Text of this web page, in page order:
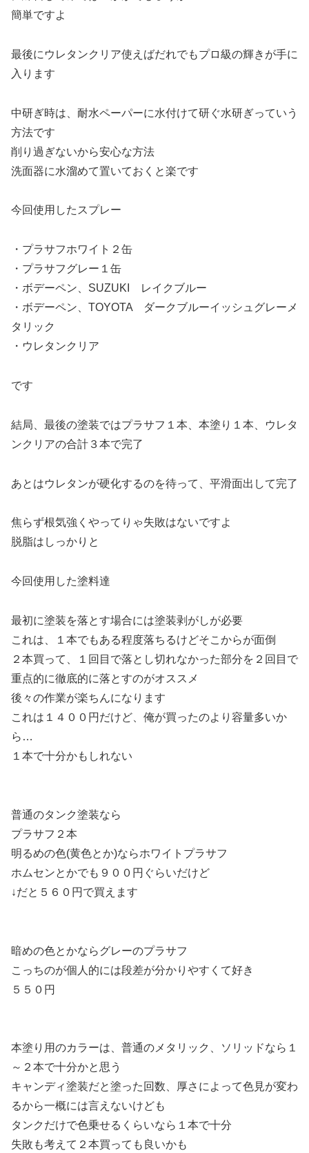
簡単ですよ
最後にウレタンクリア使えばだれでもプロ級の輝きが手に
入ります
中研ぎ時は、耐水ペーパーに水付けて研ぐ水研ぎっていう
方法です
削り過ぎないから安心な方法
洗面器に水溜めて置いておくと楽です
今回使用したスプレー
・プラサフホワイト２缶
・プラサフグレー１缶
・ボデーペン、SUZUKI レイクブルー
・ボデーペン、TOYOTA ダークブルーイッシュグレーメ
タリック
・ウレタンクリア
です
結局、最後の塗装ではプラサフ１本、本塗り１本、ウレタ
ンクリアの合計３本で完了
あとはウレタンが硬化するのを待って、平滑面出して完了
焦らず根気強くやってりゃ失敗はないですよ
脱脂はしっかりと
今回使用した塗料達
最初に塗装を落とす場合には塗装剥がしが必要
これは、１本でもある程度落ちるけどそこからが面倒
２本買って、１回目で落とし切れなかった部分を２回目で
重点的に徹底的に落とすのがオススメ
後々の作業が楽ちんになります
これは１４００円だけど、俺が買ったのより容量多いか
ら…
１本で十分かもしれない
普通のタンク塗装なら
プラサフ２本
明るめの色(黄色とか)ならホワイトプラサフ
ホムセンとかでも９００円ぐらいだけど
↓だと５６０円で買えます
暗めの色とかならグレーのプラサフ
こっちのが個人的には段差が分かりやすくて好き
５５０円
本塗り用のカラーは、普通のメタリック、ソリッドなら１
～２本で十分かと思う
キャンディ塗装だと塗った回数、厚さによって色見が変わ
るから一概には言えないけども
タンクだけで色乗せるくらいなら１本で十分
失敗も考えて２本買っても良いかも